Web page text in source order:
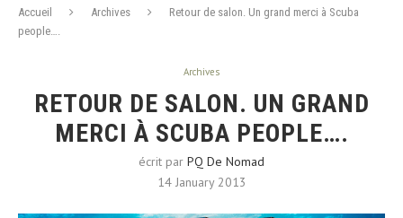
Accueil Archives
Retour de salon. Un grand merci à Scuba
people….
Archives
RETOUR DE SALON. UN GRAND
MERCI À SCUBA PEOPLE….
écrit par PQ De Nomad
14 January 2013